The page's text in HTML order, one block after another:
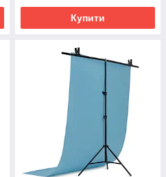
Купити